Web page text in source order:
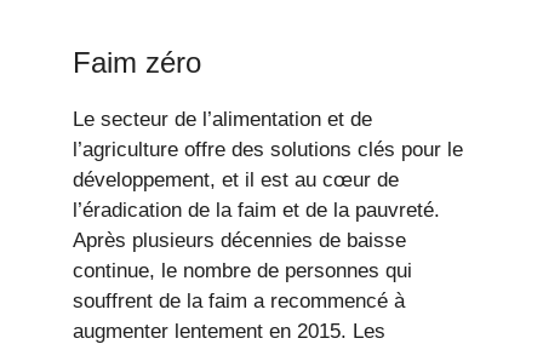
Faim zéro
Le secteur de l’alimentation et de
l’agriculture offre des solutions clés pour le
développement, et il est au cœur de
l’éradication de la faim et de la pauvreté.
Après plusieurs décennies de baisse
continue, le nombre de personnes qui
souffrent de la faim a recommencé à
augmenter lentement en 2015. Les